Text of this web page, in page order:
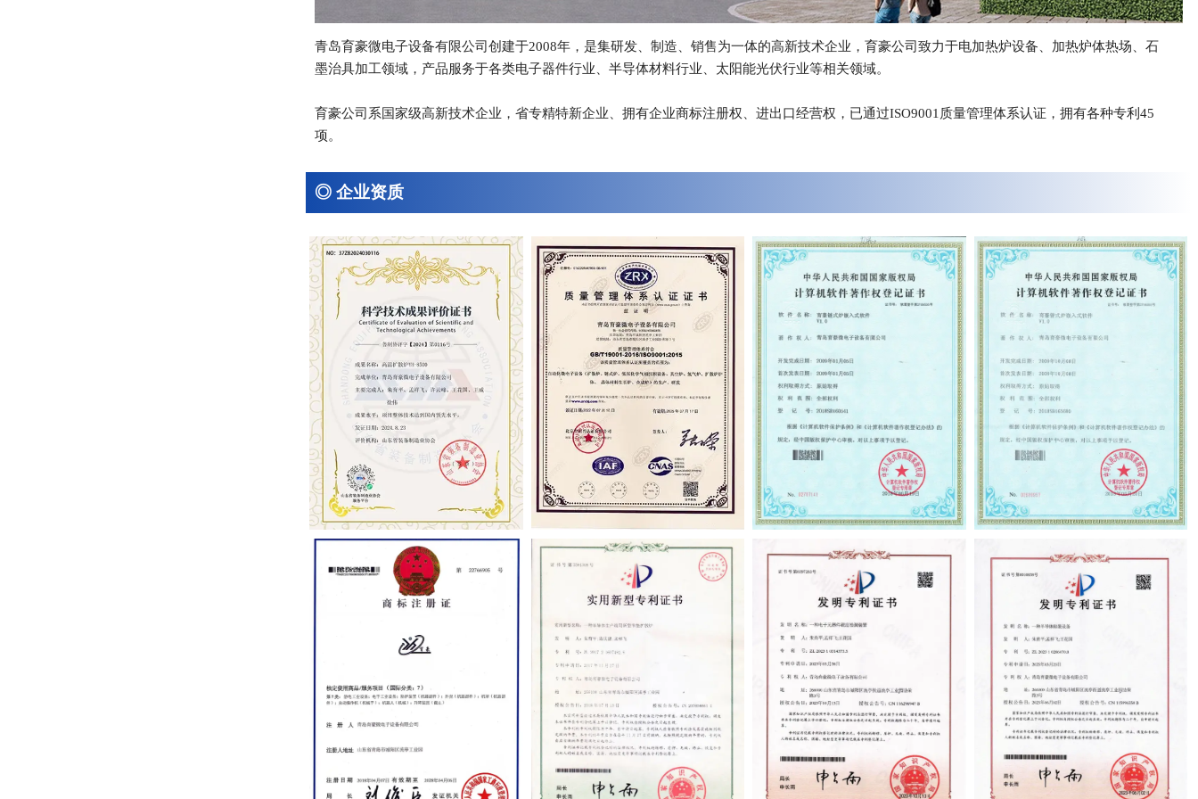
青岛育豪微电子设备有限公司创建于2008年，是集研发、制造、销售为一体的高新技术企业，育豪公司致力于电加热炉设备、加热炉体热场、石
墨治具加工领域，产品服务于各类电子器件行业、半导体材料行业、太阳能光伏行业等相关领域。
育豪公司系国家级高新技术企业，省专精特新企业、拥有企业商标注册权、进出口经营权，已通过ISO9001质量管理体系认证，拥有各种专利45
项。
◎ 企业资质